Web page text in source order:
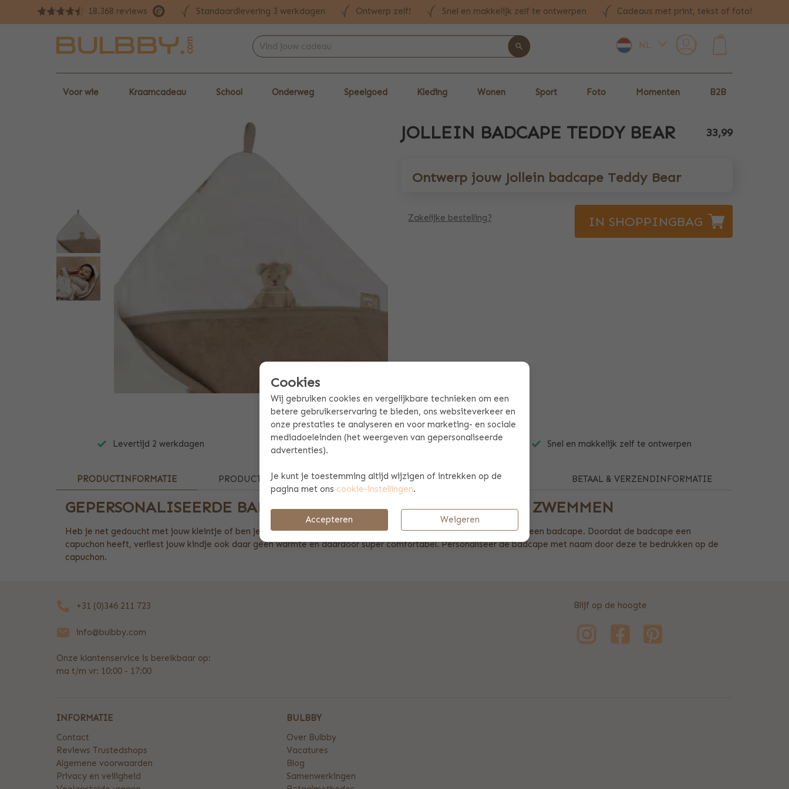
18.368 reviews Standaardlevering 3 werkdagen Ontwerp zelf! Snel en makkelijk zelf te ontwerpen Cadeaus met print, tekst of foto!
NL
Voor wie Kraamcadeau School Onderweg Speelgoed Kleding Wonen Sport Foto Momenten B2B
JOLLEIN BADCAPE TEDDY BEAR 33,99
Ontwerp jouw Jollein badcape Teddy Bear
Zakelijke bestelling? IN SHOPPINGBAG
Levertijd 2 werkdagen Offerte mogelijk aan vanaf 10 stuks Snel en makkelijk zelf te ontwerpen
PRODUCTINFORMATIE PRODUCT SPECIFICATIES MAATTABEL EN WASVOORSCHRIFTEN BETAAL & VERZENDINFORMATIE
GEPERSONALISEERDE BADCAPE VOOR NA HET DOUCHEN OF ZWEMMEN
Heb je net gedoucht met jouw kleintje of ben je naar het zwembad geweest? Wikkel je kindje dan lekker warm in een badcape. Doordat de badcape een
capuchon heeft, verliest jouw kindje ook daar geen warmte en daardoor super comfortabel. Personaliseer de badcape met naam door deze te bedrukken op de
capuchon.
+31 (0)346 211 723
info@bulbby.com
Onze klantenservice is bereikbaar op:
ma t/m vr: 10:00 - 17:00
Blijf op de hoogte
INFORMATIE
Contact
Reviews Trustedshops
Algemene voorwaarden
Privacy en veiligheid
BULBBY
Over Bulbby
Vacatures
Blog
Samenwerkingen
Cookies
Wij gebruiken cookies en vergelijkbare technieken om een
betere gebruikerservaring te bieden, ons websiteverkeer en
onze prestaties te analyseren en voor marketing- en sociale
mediadoeleinden (het weergeven van gepersonaliseerde
advertenties).
Je kunt je toestemming altijd wijzigen of intrekken op de
pagina met ons cookie-instellingen.
Accepteren Weigeren